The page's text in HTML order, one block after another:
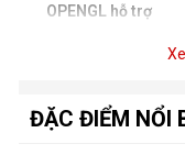
OPENGL hỗ trợ
Độ phân giải tối đa
ĐẶC ĐIỂM NỔI